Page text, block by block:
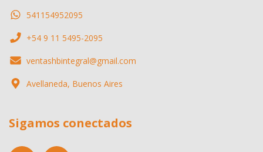
541154952095
+54 9 11 5495-2095
ventashbintegral@gmail.com
Avellaneda, Buenos Aires
Sigamos conectados